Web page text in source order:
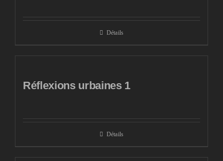
Détails
Réflexions urbaines 1
Détails